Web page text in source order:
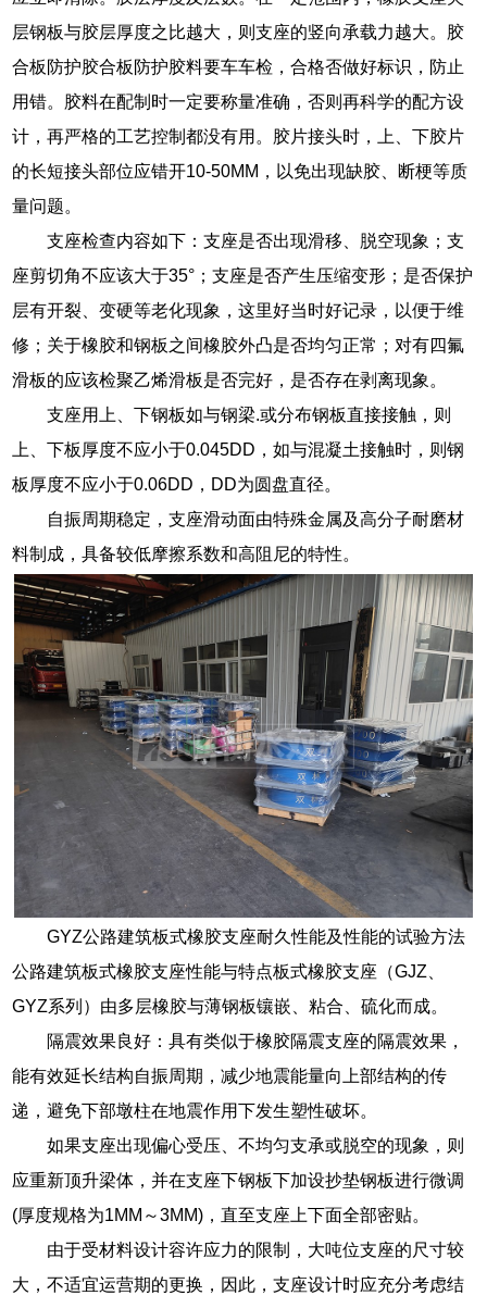
层钢板与胶层厚度之比越大，则支座的竖向承载力越大。胶
合板防护胶合板防护胶料要车车检，合格否做好标识，防止
用错。胶料在配制时一定要称量准确，否则再科学的配方设
计，再严格的工艺控制都没有用。胶片接头时，上、下胶片
的长短接头部位应错开10-50MM，以免出现缺胶、断梗等质
量问题。
支座检查内容如下：支座是否出现滑移、脱空现象；支
座剪切角不应该大于35°；支座是否产生压缩变形；是否保护
层有开裂、变硬等老化现象，这里好当时好记录，以便于维
修；关于橡胶和钢板之间橡胶外凸是否均匀正常；对有四氟
滑板的应该检聚乙烯滑板是否完好，是否存在剥离现象。
支座用上、下钢板如与钢梁.或分布钢板直接接触，则
上、下板厚度不应小于0.045DD，如与混凝土接触时，则钢
板厚度不应小于0.06DD，DD为圆盘直径。
自振周期稳定，支座滑动面由特殊金属及高分子耐磨材
料制成，具备较低摩擦系数和高阻尼的特性。
GYZ公路建筑板式橡胶支座耐久性能及性能的试验方法
公路建筑板式橡胶支座性能与特点板式橡胶支座（GJZ、
GYZ系列）由多层橡胶与薄钢板镶嵌、粘合、硫化而成。
隔震效果良好：具有类似于橡胶隔震支座的隔震效果，
能有效延长结构自振周期，减少地震能量向上部结构的传
递，避免下部墩柱在地震作用下发生塑性破坏。
如果支座出现偏心受压、不均匀支承或脱空的现象，则
应重新顶升梁体，并在支座下钢板下加设抄垫钢板进行微调
(厚度规格为1MM～3MM)，直至支座上下面全部密贴。
由于受材料设计容许应力的限制，大吨位支座的尺寸较
大，不适宜运营期的更换，因此，支座设计时应充分考虑结